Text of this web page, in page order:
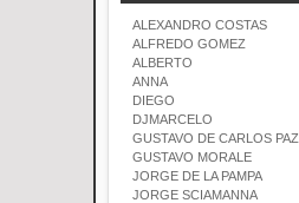
ALEXANDRO COSTAS
ALFREDO GOMEZ
ALBERTO
ANNA
DIEGO
DJMARCELO
GUSTAVO DE CARLOS PAZ
GUSTAVO MORALE
JORGE DE LA PAMPA
JORGE SCIAMANNA